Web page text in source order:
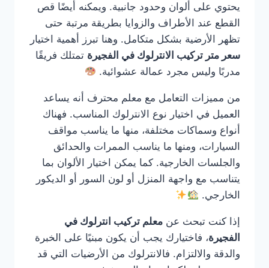
يحتوي على ألوان وحدود جانبية. ويمكنه أيضًا قص
القطع عند الأطراف والزوايا بطريقة مرتبة حتى
تظهر الأرضية بشكل متكامل. وهنا تبرز أهمية اختيار
سعر متر تركيب الانترلوك في الفجيرة تمتلك فريقًا
مدربًا وليس مجرد عمالة عشوائية.
من مميزات التعامل مع معلم محترف أنه يساعد
العميل في اختيار نوع الانترلوك المناسب. فهناك
أنواع وسماكات مختلفة، منها ما يناسب مواقف
السيارات، ومنها ما يناسب الممرات والحدائق
والجلسات الخارجية. كما يمكن اختيار الألوان بما
يتناسب مع واجهة المنزل أو لون السور أو الديكور
الخارجي.
إذا كنت تبحث عن معلم تركيب انترلوك في
الفجيرة، فاختيارك يجب أن يكون مبنيًا على الخبرة
والدقة والالتزام. فالانترلوك من الأرضيات التي قد